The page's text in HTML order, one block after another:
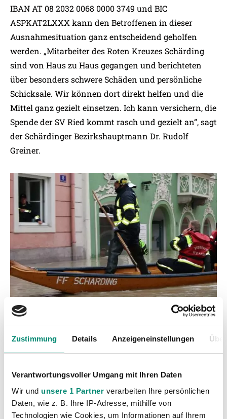
Zustimmung Details Anzeigeneinstellungen
Verantwortungsvoller Umgang mit Ihren Daten
Wir und unsere 1 Partner verarbeiten Ihre persönlichen
Daten, wie z. B. Ihre IP-Adresse, mithilfe von
Technologien wie Cookies, um Informationen auf Ihrem
IBAN AT 08 2032 0068 0000 3749 und BIC
ASPKAT2LXXX kann den Betroffenen in dieser
Ausnahmesituation ganz entscheidend geholfen
werden. „Mitarbeiter des Roten Kreuzes Schärding
sind von Haus zu Haus gegangen und berichteten
über besonders schwere Schäden und persönliche
Schicksale. Wir können dort direkt helfen und die
Mittel ganz gezielt einsetzen. Ich kann versichern, die
Spende der SV Ried kommt rasch und gezielt an“, sagt
der Schärdinger Bezirkshauptmann Dr. Rudolf
Greiner.
Kategorien
Allgemeine News
Damen
(6)
Junge Wikinger Ried